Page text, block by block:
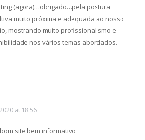
(agora)…obrigado…pela postura
muito próxima e adequada ao nosso
mostrando muito profissionalismo e
nos vários temas abordados.
at 18:56
site bem informativo